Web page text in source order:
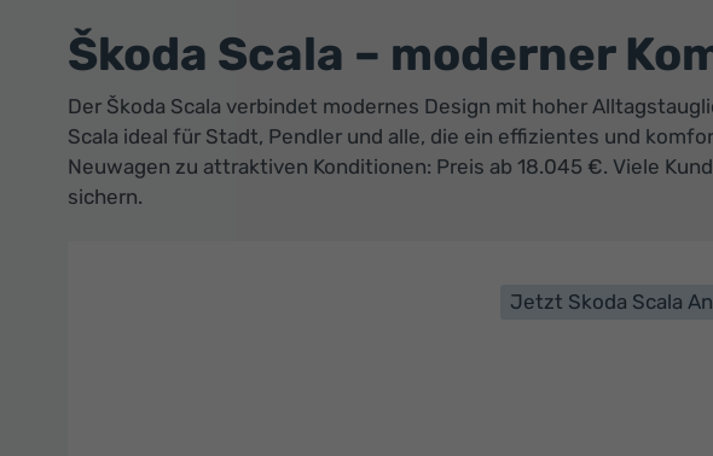
Škoda Scala – moderner
Der Škoda Scala verbindet modernes Design mit hoher
Scala ideal für Stadt, Pendler und alle, die ein effizientes und
Neuwagen zu attraktiven Konditionen: Preis ab 18.045 €. Viele
sichern.
Jetzt Skoda Scala